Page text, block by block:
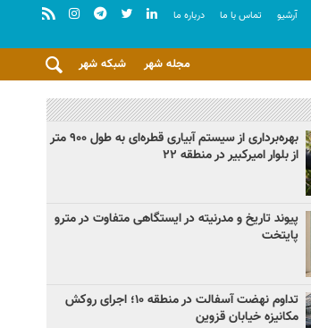
آرشيو تماس با ما درباره ما
شبکه شهر مجله شهر
بهره‌برداری از سیستم آبیاری قطره‌ای به طول ۹۰۰ متر
از بلوار امیرکبیر در منطقه ۲۲
پیوند تاریخ و مدرنیته در ایستگاهی متفاوت در مترو
پایتخت
تداوم نهضت آسفالت در منطقه ۱۰؛ اجرای روکش
مکانیزه خیابان قزوین